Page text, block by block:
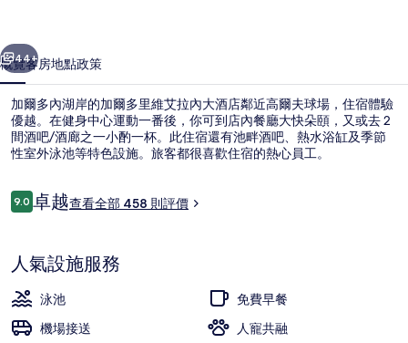
內
大
酒
店
片
個 下一個
44+
概覽客房地點政策
加爾多內湖岸的加爾多里維艾拉內大酒店鄰近高爾夫球場，住宿體驗
優越。在健身中心運動一番後，你可到店內餐廳大快朵頤，又或去 2
間酒吧/酒廊之一小酌一杯。此住宿還有池畔酒吧、熱水浴缸及季節
性室外泳池等特色設施。旅客都很喜歡住宿的熱心員工。
評
價
9.09.0 分，滿分 10 分，
卓越查看全部 458 則評價
人氣設施服務
泳池
免費早餐
機場接送
人寵共融